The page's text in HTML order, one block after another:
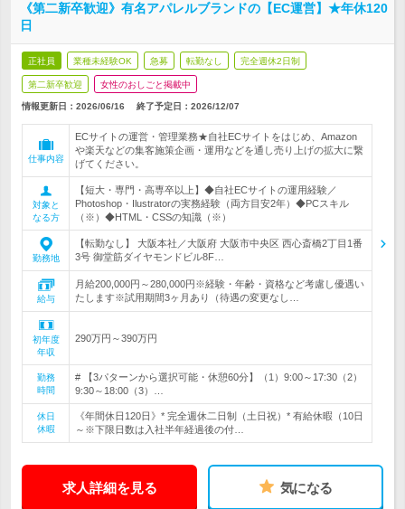
《第二新卒歓迎》有名アパレルブランドの【EC運営】★年休120
日
正社員 業種未経験OK 急募 転勤なし 完全週休2日制
第二新卒歓迎 女性のおしごと掲載中
情報更新日：2026/06/16 終了予定日： 2026/12/07
仕事内容
ECサイトの運営・管理業務★自社ECサイトをはじめ、Amazon
や楽天などの集客施策企画・運用などを通し売り上げの拡大に繋
げてください。
対象と
なる方
【短大・専門・高専卒以上】◆自社ECサイトの運用経験／
Photoshop・Ilustratorの実務経験（両方目安2年）◆PCスキル
（※）◆HTML・CSSの知識（※）
勤務地
【転勤なし】 大阪本社／大阪府 大阪市中央区 西心斎橋2丁目1番
3号 御堂筋ダイヤモンドビル8F…
給与
月給200,000円～280,000円※経験・年齢・資格など考慮し優遇い
たします※試用期間3ヶ月あり（待遇の変更なし…
初年度
年収
290万円～390万円
勤務
時間
# 【3パターンから選択可能・休憩60分】（1）9:00～17:30（2）
9:30～18:00（3）…
休日
休暇
《年間休日120日》* 完全週休二日制（土日祝）* 有給休暇（10日
～※下限日数は入社半年経過後の付…
求人詳細を見る 気になる